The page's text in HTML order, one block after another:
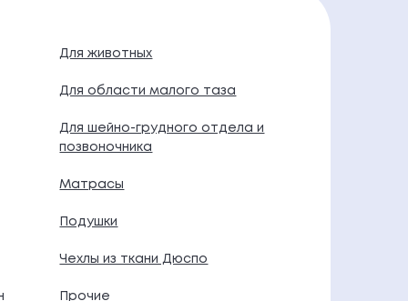
Для животных
Для области малого таза
Для шейно-грудного отдела и
позвоночника
Матрасы
Подушки
Чехлы из ткани Дюспо
Прочие